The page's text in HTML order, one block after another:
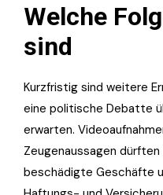
Welche
sind
Kurzfristig sind weitere
eine politische Debatte
erwarten.
Zeugenaussagen
beschädigte Geschäfte